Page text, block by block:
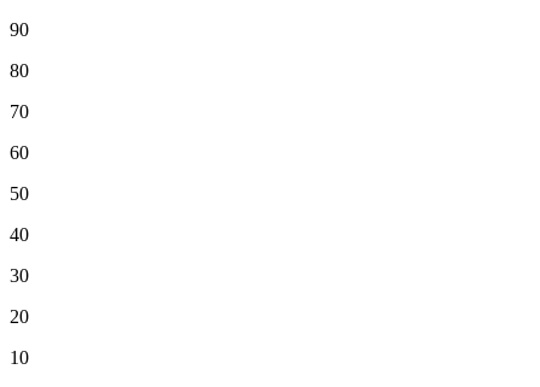
90
80
70
60
50
40
30
20
10